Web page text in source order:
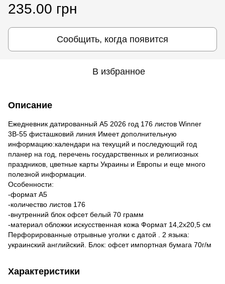
235.00 грн
Сообщить, когда появится
В избранное
Описание
Ежедневник датированный А5 2026 год 176 листов Winner
3В-55 фисташковий линия Имеет дополнительную
информацию:календари на текущий и последующий год
планер на год, перечень государственных и религиозных
праздников, цветные карты Украины и Европы и еще много
полезной информации.
Особенности:
-формат А5
-количество листов 176
-внутренний блок офсет белый 70 грамм
-материал обложки искусственная кожа Формат 14,2х20,5 см
Перфорированные отрывные уголки с датой . 2 языка:
украинский английский. Блок: офсет импортная бумага 70г/м
Характеристики